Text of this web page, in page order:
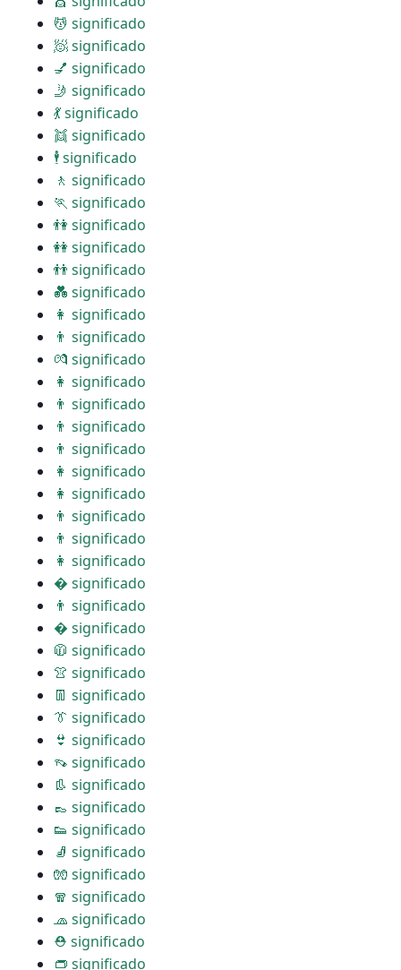
💆 significado
🧖 significado
💅 significado
🤳 significado
💃 significado
👯 significado
🕴 significado
🚶 significado
🏃 significado
👫 significado
👭 significado
👬 significado
💑 significado
👩 significado
👨 significado
💏 significado
👩 significado
👨 significado
👨 significado
👨 significado
👩 significado
👩 significado
👨 significado
👨 significado
👩 significado
� significado
👨 significado
� significado
🧥 significado
👚 significado
👖 significado
👔 significado
👙 significado
👡 significado
👢 significado
👞 significado
👟 significado
🧦 significado
🧤 significado
🧣 significado
🧢 significado
⛑ significado
👝 significado